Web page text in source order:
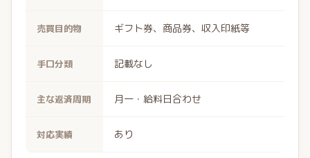
売買目的物 ギフト券、商品券、収入印紙等
手口分類 記載なし
主な返済周期 月一・給料日合わせ
対応実績 あり